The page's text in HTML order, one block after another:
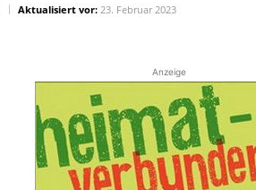
Aktualisiert vor: 23. Februar 2023
Anzeige